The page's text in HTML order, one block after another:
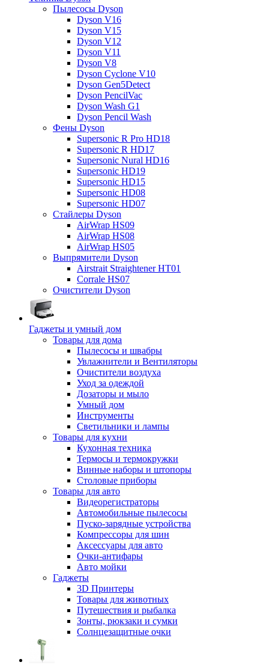
Пылесосы Dyson
Dyson V16
Dyson V15
Dyson V12
Dyson V11
Dyson V8
Dyson Cyclone V10
Dyson Gen5Detect
Dyson PencilVac
Dyson Wash G1
Dyson Pencil Wash
Фены Dyson
Supersonic R Pro HD18
Supersonic R HD17
Supersonic Nural HD16
Supersonic HD19
Supersonic HD15
Supersonic HD08
Supersonic HD07
Стайлеры Dyson
AirWrap HS09
AirWrap HS08
AirWrap HS05
Выпрямители Dyson
Airstrait Straightener HT01
Corrale HS07
Очистители Dyson
Гаджеты и умный дом
Товары для дома
Пылесосы и швабры
Увлажнители и Вентиляторы
Очистители воздуха
Уход за одеждой
Дозаторы и мыло
Умный дом
Инструменты
Светильники и лампы
Товары для кухни
Кухонная техника
Термосы и термокружки
Винные наборы и штопоры
Столовые приборы
Товары для авто
Видеорегистраторы
Автомобильные пылесосы
Пуско-зарядные устройства
Компрессоры для шин
Аксессуары для авто
Очки-антифары
Авто мойки
Гаджеты
3D Принтеры
Товары для животных
Путешествия и рыбалка
Зонты, рюкзаки и сумки
Солнцезащитные очки